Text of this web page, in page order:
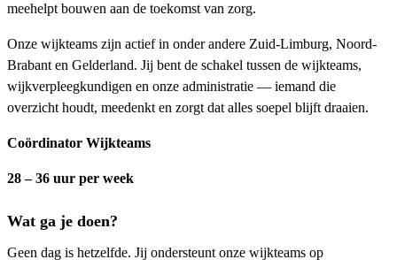
meehelpt bouwen aan de toekomst van zorg.
Onze wijkteams zijn actief in onder andere Zuid-Limburg, Noord-
Brabant en Gelderland. Jij bent de schakel tussen de wijkteams,
wijkverpleegkundigen en onze administratie — iemand die
overzicht houdt, meedenkt en zorgt dat alles soepel blijft draaien.
Coördinator Wijkteams
28 – 36 uur per week
Wat ga je doen?
Geen dag is hetzelfde. Jij ondersteunt onze wijkteams op